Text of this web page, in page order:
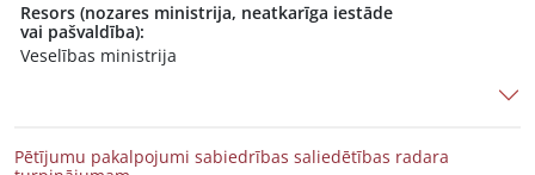
Resors (nozares ministrija, neatkarīga iestāde
vai pašvaldība):
Veselības ministrija
Pētījumu pakalpojumi sabiedrības saliedētības radara